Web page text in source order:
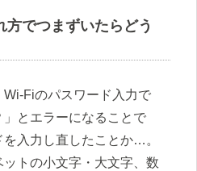
方でつまずいたらどう
Fiのパスワード入力で
」とエラーになることで
入力し直したことか…。
トの小文字・大文字、数